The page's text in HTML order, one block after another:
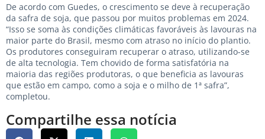
De acordo com Guedes, o crescimento se deve à recuperação
da safra de soja, que passou por muitos problemas em 2024.
“Isso se soma às condições climáticas favoráveis às lavouras na
maior parte do Brasil, mesmo com atraso no início do plantio.
Os produtores conseguiram recuperar o atraso, utilizando-se
de alta tecnologia. Tem chovido de forma satisfatória na
maioria das regiões produtoras, o que beneficia as lavouras
que estão em campo, como a soja e o milho de 1ª safra”,
completou.
Compartilhe essa notícia